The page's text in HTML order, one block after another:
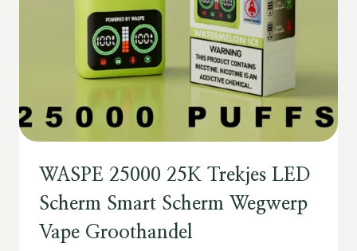
WASPE 25000 25K Trekjes LED
Scherm Smart Scherm Wegwerp
Vape Groothandel